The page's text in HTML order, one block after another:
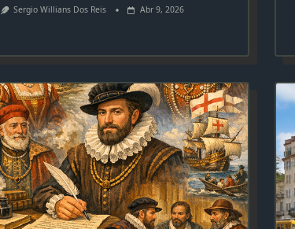
Sergio Willians Dos Reis Abr 9, 2026